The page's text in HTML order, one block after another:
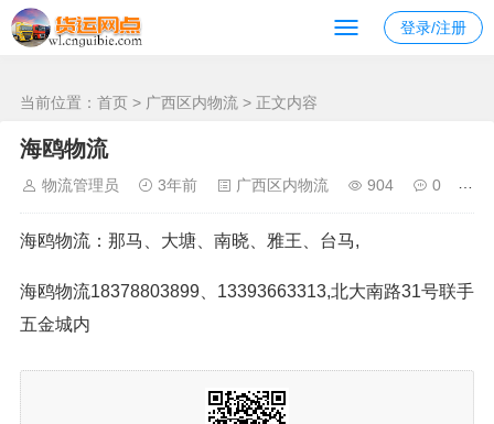
南宁发去 的物流
登录/注册
当前位置： 首页 > 广西区内物流 > 正文内容
海鸥物流
物流管理员 3年前 广西区内物流 904 0
海鸥物流：那马、大塘、南晓、雅王、台马,
海鸥物流18378803899、13393663313,北大南路31号联手
五金城内